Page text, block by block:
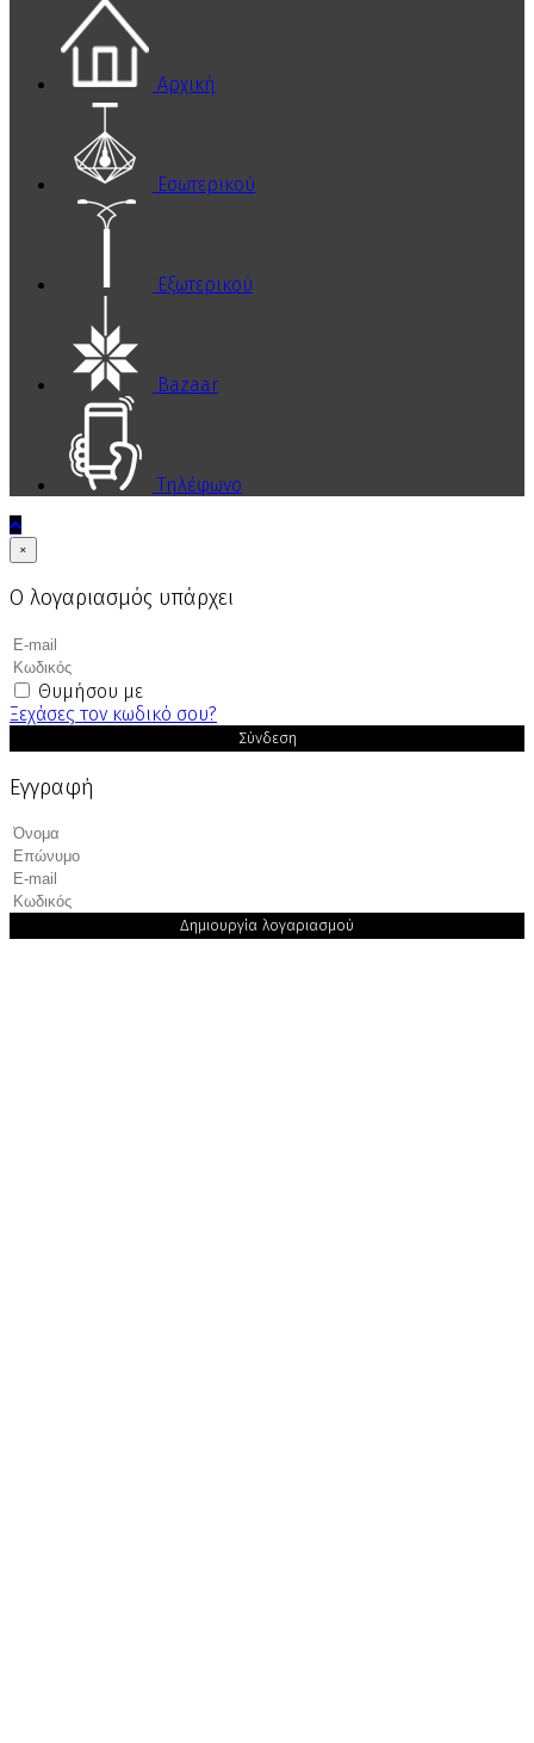
Αρχική
Εσωτερικού
Εξωτερικού
Bazaar
Τηλέφωνο
×
Ο λογαριασμός υπάρχει
Θυμήσου με
Ξεχάσες τον κωδικό σου?
Σύνδεση
Εγγραφή
Δημιουργία λογαριασμού